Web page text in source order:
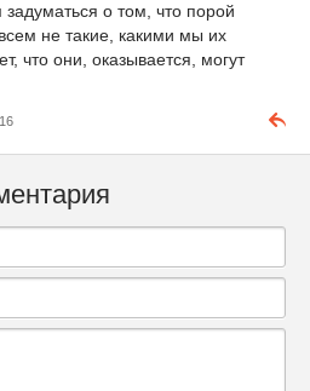
о том, что порой
не такие, какими мы их
что они, оказывается, могут